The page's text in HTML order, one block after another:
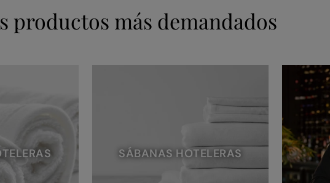
productos más demandados
SÁBANAS HOTELERAS